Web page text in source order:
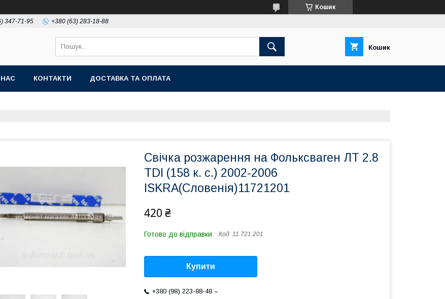
Кошик
347-71-95 +380 (63) 283-18-88
Кошик
КОНТАКТИ ДОСТАВКА ТА ОПЛАТА
Свічка розжарення на Фольксваген ЛТ 2.8
TDI (158 к. с.) 2002-2006
ISKRA(Словенія)11721201
420 ₴
Готово до відправки Код: 11.721.201
Купити
+380 (98) 223-88-48